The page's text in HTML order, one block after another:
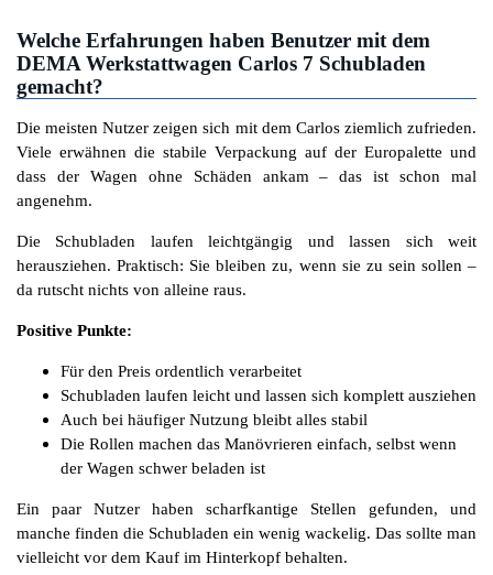
Welche Erfahrungen haben Benutzer mit dem
DEMA Werkstattwagen Carlos 7 Schubladen
gemacht?
Die meisten Nutzer zeigen sich mit dem Carlos ziemlich zufrieden.
Viele erwähnen die stabile Verpackung auf der Europalette und
dass der Wagen ohne Schäden ankam – das ist schon mal
angenehm.
Die Schubladen laufen leichtgängig und lassen sich weit
herausziehen. Praktisch: Sie bleiben zu, wenn sie zu sein sollen –
da rutscht nichts von alleine raus.
Positive Punkte:
Für den Preis ordentlich verarbeitet
Schubladen laufen leicht und lassen sich komplett ausziehen
Auch bei häufiger Nutzung bleibt alles stabil
Die Rollen machen das Manövrieren einfach, selbst wenn
der Wagen schwer beladen ist
Ein paar Nutzer haben scharfkantige Stellen gefunden, und
manche finden die Schubladen ein wenig wackelig. Das sollte man
vielleicht vor dem Kauf im Hinterkopf behalten.